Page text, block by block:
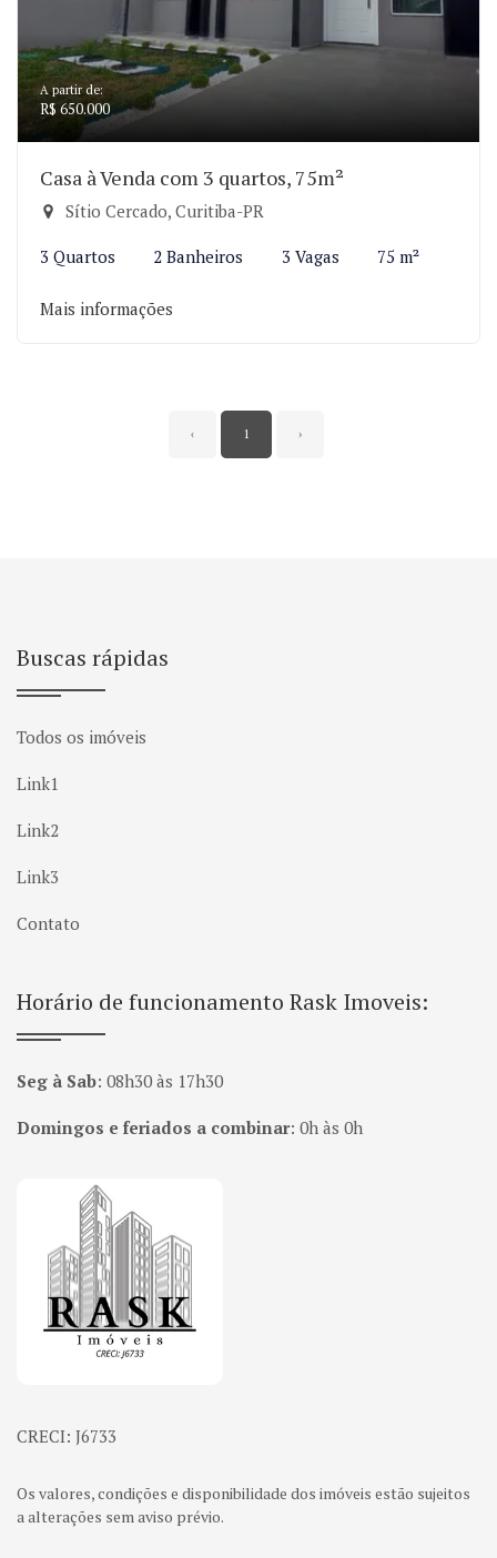
A partir de:
R$ 650.000
Casa à Venda com 3 quartos, 75m²
Sítio Cercado, Curitiba-PR
3 Quartos 2 Banheiros 3 Vagas 75 m²
Mais informações
‹ 1 ›
Buscas rápidas
Todos os imóveis
Link1
Link2
Link3
Contato
Horário de funcionamento Rask Imoveis:
Seg à Sab: 08h30 às 17h30
Domingos e feriados a combinar: 0h às 0h
Página inicial
CRECI: J6733
Os valores, condições e disponibilidade dos imóveis estão sujeitos
a alterações sem aviso prévio.